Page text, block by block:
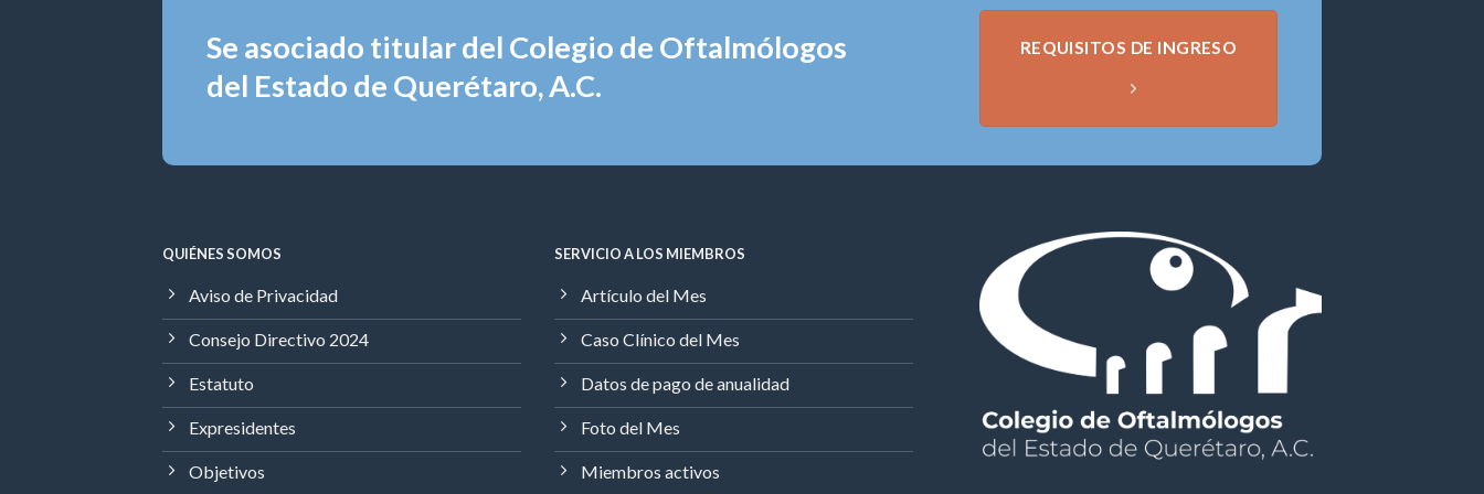
Se asociado titular del Colegio de Oftalmólogos
del Estado de Querétaro, A.C.
REQUISITOS DE INGRESO
QUIÉNES SOMOS
Aviso de Privacidad
Consejo Directivo 2024
Estatuto
Expresidentes
Objetivos
SERVICIO A LOS MIEMBROS
Artículo del Mes
Caso Clínico del Mes
Datos de pago de anualidad
Foto del Mes
Miembros activos